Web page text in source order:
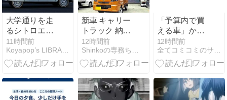
大学通りを走
るシトロエン
アミ 6
11時間前
Koyapop’s LIBRARY
新車 キャリー
トラック 納車
‼･･･の巻き☆
12時間前
Shinkoの専務ちゃんのブログ
「予算内で買
える車」から
選んできた方
へ。選択肢を
狭めてから 選
12時間前
全てコミコミのサブスクならSOMPOで乗ーる